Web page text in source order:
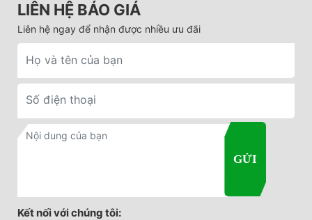
đủ hồ sơ pháp lý, cam kết
LIÊN HỆ BÁO GIÁ
Liên hệ ngay để nhận được nhiều ưu đãi
Kết nối với chúng tôi: